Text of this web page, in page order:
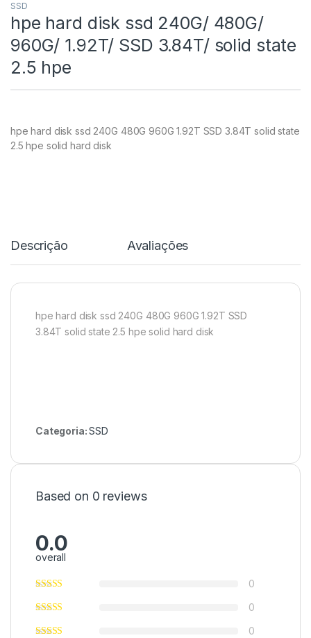
SSD
hpe hard disk ssd 240G/ 480G/
960G/ 1.92T/ SSD 3.84T/ solid state
2.5 hpe
hpe hard disk ssd 240G 480G 960G 1.92T SSD 3.84T solid state
2.5 hpe solid hard disk
Descrição Avaliações
hpe hard disk ssd 240G 480G 960G 1.92T SSD
3.84T solid state 2.5 hpe solid hard disk
Categoria:SSD
Based on 0 reviews
0.0
overall
0
0
0